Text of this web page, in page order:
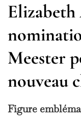
Meester
nouveau
Figure